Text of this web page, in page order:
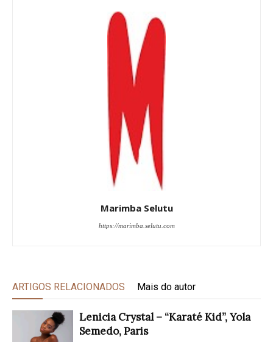
Marimba Selutu
https://marimba.selutu.com
ARTIGOS RELACIONADOS Mais do autor
Lenicia Crystal – “Karaté Kid”, Yola
Semedo, Paris